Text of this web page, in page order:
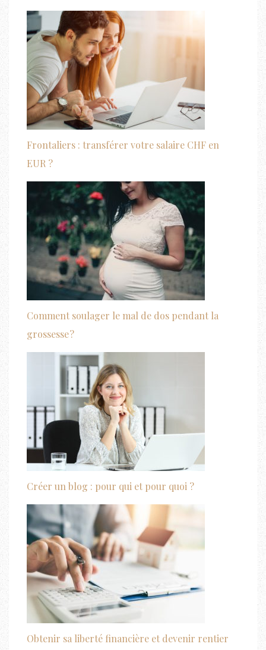
Frontaliers : transférer votre salaire CHF en
EUR ?
Comment soulager le mal de dos pendant la
grossesse ?
Créer un blog : pour qui et pour quoi ?
Obtenir sa liberté financière et devenir rentier